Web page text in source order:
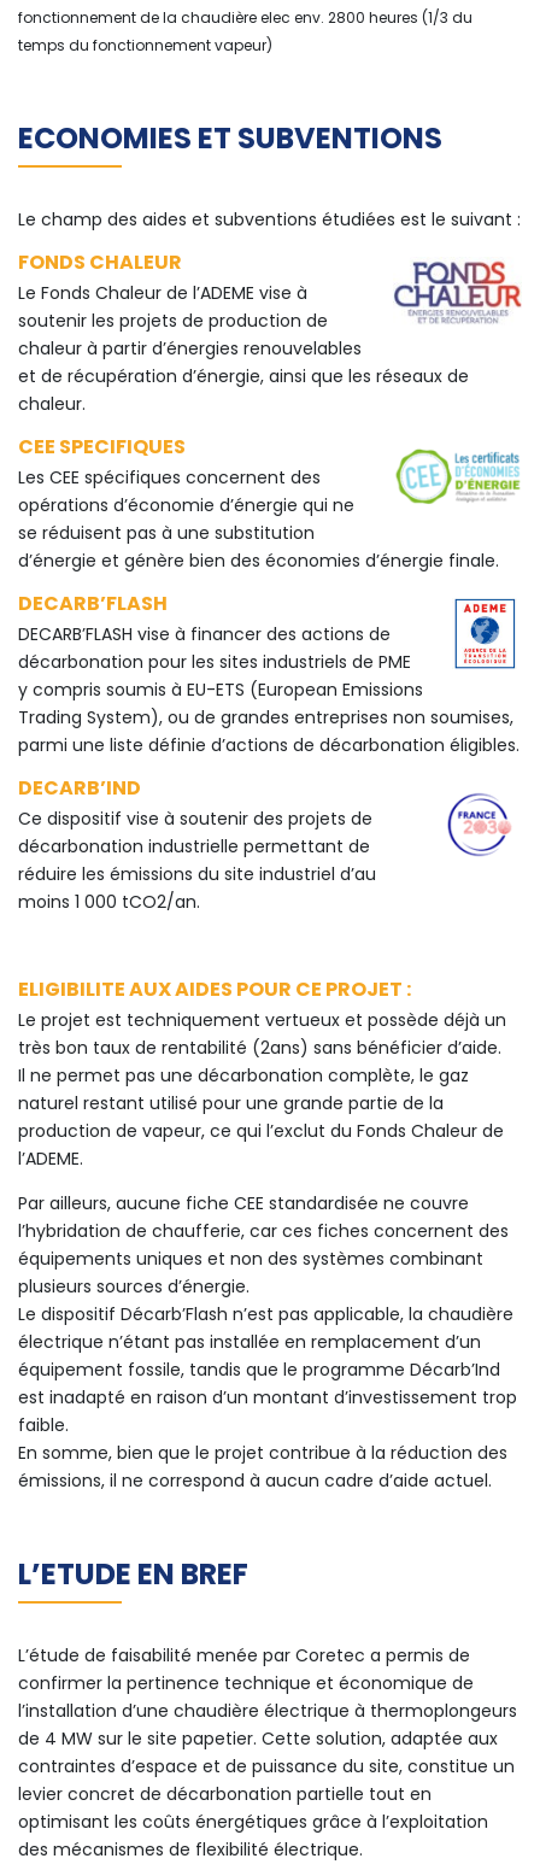
fonctionnement de la chaudière elec env. 2800 heures (1/3 du
temps du fonctionnement vapeur)
ECONOMIES ET SUBVENTIONS
Le champ des aides et subventions étudiées est le suivant :
FONDS CHALEUR
Le Fonds Chaleur de l’ADEME vise à
soutenir les projets de production de
chaleur à partir d’énergies renouvelables
et de récupération d’énergie, ainsi que les réseaux de
chaleur.
CEE SPECIFIQUES
Les CEE spécifiques concernent des
opérations d’économie d’énergie qui ne
se réduisent pas à une substitution
d’énergie et génère bien des économies d’énergie finale.
DECARB’FLASH
DECARB’FLASH vise à financer des actions de
décarbonation pour les sites industriels de PME
y compris soumis à EU-ETS (European Emissions
Trading System), ou de grandes entreprises non soumises,
parmi une liste définie d’actions de décarbonation éligibles.
DECARB’IND
Ce dispositif vise à soutenir des projets de
décarbonation industrielle permettant de
réduire les émissions du site industriel d’au
moins 1 000 tCO2/an.
ELIGIBILITE AUX AIDES POUR CE PROJET :
Le projet est techniquement vertueux et possède déjà un
très bon taux de rentabilité (2ans) sans bénéficier d’aide.
Il ne permet pas une décarbonation complète, le gaz
naturel restant utilisé pour une grande partie de la
production de vapeur, ce qui l’exclut du Fonds Chaleur de
l’ADEME.
Par ailleurs, aucune fiche CEE standardisée ne couvre
l’hybridation de chaufferie, car ces fiches concernent des
équipements uniques et non des systèmes combinant
plusieurs sources d’énergie.
Le dispositif Décarb’Flash n’est pas applicable, la chaudière
électrique n’étant pas installée en remplacement d’un
équipement fossile, tandis que le programme Décarb’Ind
est inadapté en raison d’un montant d’investissement trop
faible.
En somme, bien que le projet contribue à la réduction des
émissions, il ne correspond à aucun cadre d’aide actuel.
L’ETUDE EN BREF
L’étude de faisabilité menée par Coretec a permis de
confirmer la pertinence technique et économique de
l’installation d’une chaudière électrique à thermoplongeurs
de 4 MW sur le site papetier. Cette solution, adaptée aux
contraintes d’espace et de puissance du site, constitue un
levier concret de décarbonation partielle tout en
optimisant les coûts énergétiques grâce à l’exploitation
des mécanismes de flexibilité électrique.